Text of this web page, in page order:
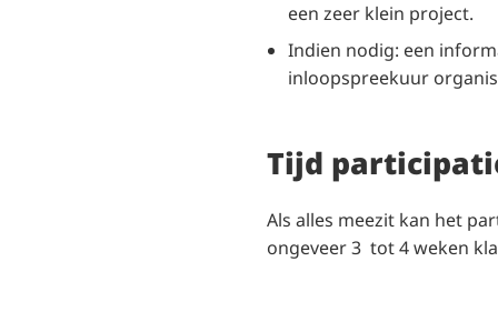
een zeer klein project.
Indien nodig: een
inloopspreekuur
Tijd
Als alles meezit kan het
ongeveer 3 tot 4 weken